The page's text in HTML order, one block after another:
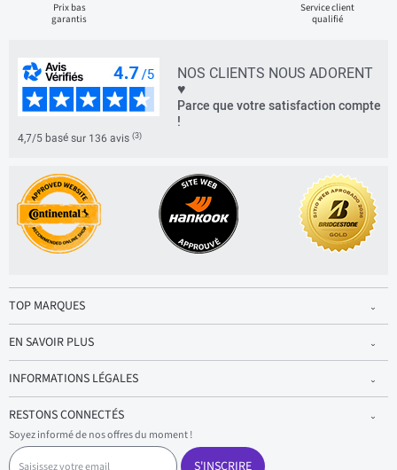
Prix bas
garantis
Service client
qualifié
NOS CLIENTS NOUS ADORENT
♥
Parce que votre satisfaction compte
!
4,7/5 basé sur 136 avis (3)
TOP MARQUES
EN SAVOIR PLUS
INFORMATIONS LÉGALES
RESTONS CONNECTÉS
Soyez informé de nos offres du moment !
S
a
S'INSCRIRE